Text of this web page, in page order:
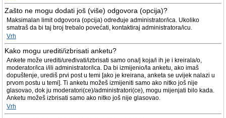
Zašto ne mogu dodati još (više) odgovora (opcija)?
Maksimalan limit odgovora (opcija) određuje administrator/ica. Ukoliko
smatraš da bi taj broj trebalo povećati, kontaktiraj administratora/icu.
Vrh
Kako mogu urediti/izbrisati anketu?
Ankete može urediti/uređivati/izbrisati samo ona/j koja/i ih je i kreirala/o,
moderator/ica i/ili administrator/ica. Da bi izmijenio/la anketu, ako imaš
dopuštenje, urediš prvi post u temi [ako je kreirana, anketa se uvijek nalazi u
prvom postu u temi]. Ti anketu možeš izmijeniti samo ako nitko još nije
glasovao, dok ju moderatori(ce)/administratori(ce), mogu mijenjati bilo kada.
Anketu možeš izbrisati samo ako nitko još nije glasovao.
Vrh